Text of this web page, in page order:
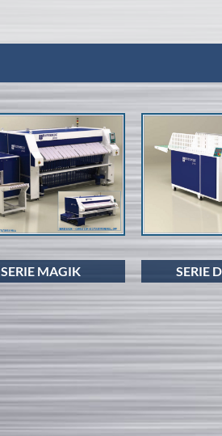
SERIE MAGIK SERIE